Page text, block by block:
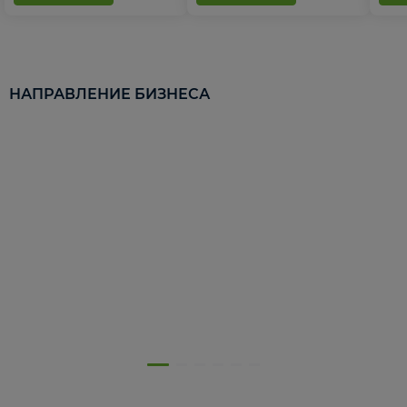
НАПРАВЛЕНИЕ БИЗНЕСА